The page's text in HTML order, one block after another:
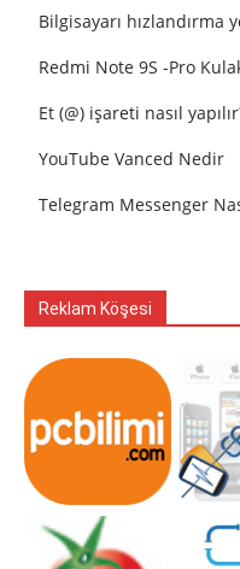
Bilgisayarı hızlandırma
Redmi Note 9S -Pro
Et (@) işareti nasıl
YouTube Vanced Nedir
Telegram Messenger
Reklam Köşesi